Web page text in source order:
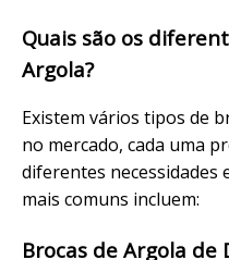
Quais são os
Argola?
Existem vários tipos de
no mercado, cada uma
diferentes necessidades
mais comuns incluem:
Brocas de Argola de